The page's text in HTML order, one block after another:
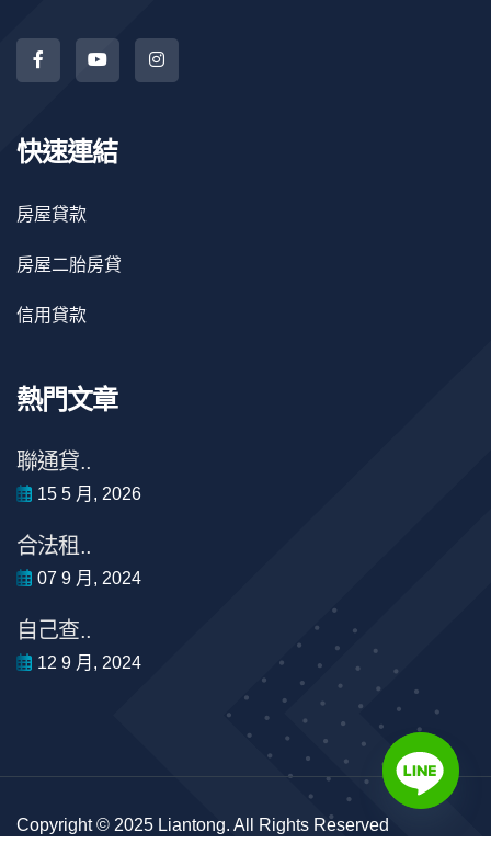
快速連結
房屋貸款
房屋二胎房貸
信用貸款
熱門文章
聯通貸..
15 5 月, 2026
合法租..
07 9 月, 2024
自己查..
12 9 月, 2024
Copyright © 2025 Liantong. All Rights Reserved